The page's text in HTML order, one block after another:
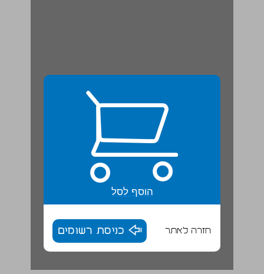
הוסף לסל
חזרה לאתר כניסת רשומים